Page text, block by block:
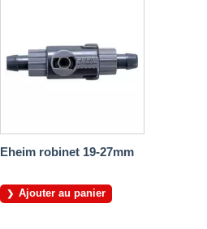
Eheim robinet 19-27mm
Ajouter au panier